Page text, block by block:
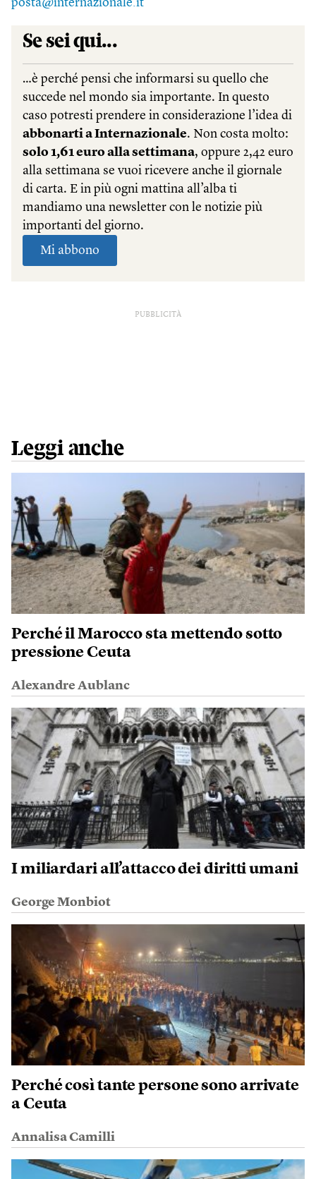
posta@internazionale.it
PUBBLICITÀ
Leggi anche
Perché il Marocco sta mettendo sotto
pressione Ceuta
Alexandre Aublanc
I miliardari all’attacco dei diritti umani
George Monbiot
Perché così tante persone sono arrivate
a Ceuta
Annalisa Camilli